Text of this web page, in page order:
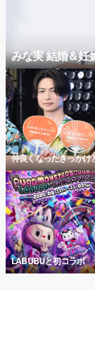
みな実 結婚＆妊
仲良くなったきっかけ
LABUBUと初コラボ